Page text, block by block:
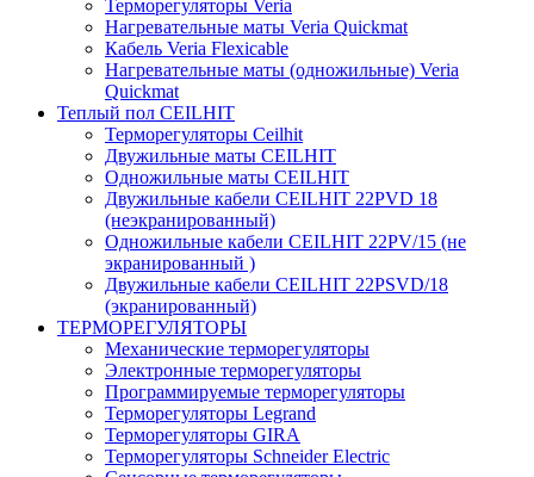
Терморегуляторы Veria
Нагревательные маты Veria Quickmat
Кабель Veria Flexicable
Нагревательные маты (одножильные) Veria
Quickmat
Теплый пол CEILHIT
Терморегуляторы Ceilhit
Двужильные маты CEILHIT
Одножильные маты CEILHIT
Двужильные кабели CEILHIT 22PVD 18
(неэкранированный)
Одножильные кабели CEILHIT 22PV/15 (не
экранированный )
Двужильные кабели CEILHIT 22PSVD/18
(экранированный)
ТЕРМОРЕГУЛЯТОРЫ
Механические терморегуляторы
Электронные терморегуляторы
Программируемые терморегуляторы
Терморегуляторы Legrand
Терморегуляторы GIRA
Терморегуляторы Schneider Electric